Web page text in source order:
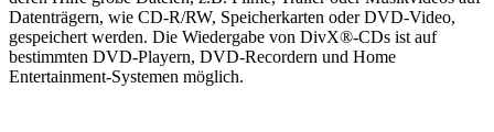
Datenträgern, wie CD-R/RW, Speicherkarten oder DVD-Video,
gespeichert werden. Die Wiedergabe von DivX®-CDs ist auf
bestimmten DVD-Playern, DVD-Recordern und Home
Entertainment-Systemen möglich.